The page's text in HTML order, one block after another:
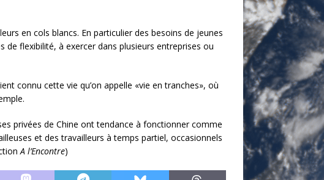
en cols blancs. En particulier des besoins de jeunes
flexibilité, à exercer dans plusieurs entreprises ou
connu cette vie qu’on appelle «vie en tranches», où
privées de Chine ont tendance à fonctionner comme
et des travailleurs à temps partiel, occasionnels
A l’Encontre)